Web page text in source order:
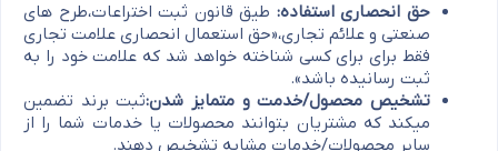
حق انحصاری استفاده: طیق قانون ثبت اختراعات،طرح های
صنعتی و علائم تجاری،«حق استعمال انحصاری علامت تجاری
فقط برای برای کسی شناخته خواهد شد که علامت خود را به
ثبت رسانیده باشد».
تشخیص محصول/خدمت و متمایز شدن:ثبت برند تضمین
میکند که مشتریان بتوانند محصولات یا خدمات شما را از
سایر محصولات/خدمات مشابه تشخیص دهند.